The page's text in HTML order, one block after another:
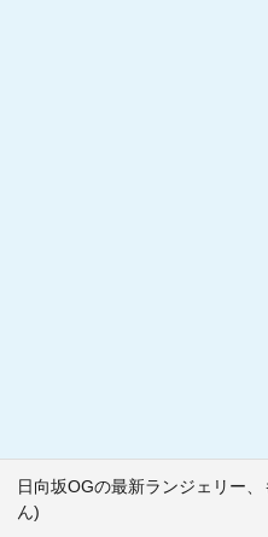
日向坂OGの最新ランジェリー
ん)